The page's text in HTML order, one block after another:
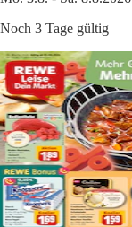
Noch 3 Tage gültig